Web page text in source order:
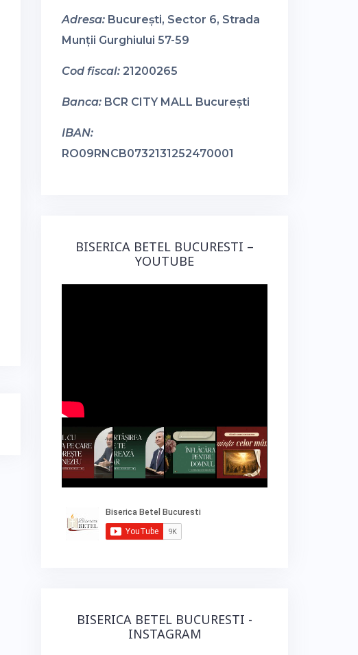
Adresa: București, Sector 6, Strada
Munții Gurghiului 57-59
Cod fiscal: 21200265
Banca: BCR CITY MALL București
IBAN:
RO09RNCB0732131252470001
BISERICA BETEL BUCURESTI –
YOUTUBE
BISERICA BETEL BUCURESTI -
INSTAGRAM